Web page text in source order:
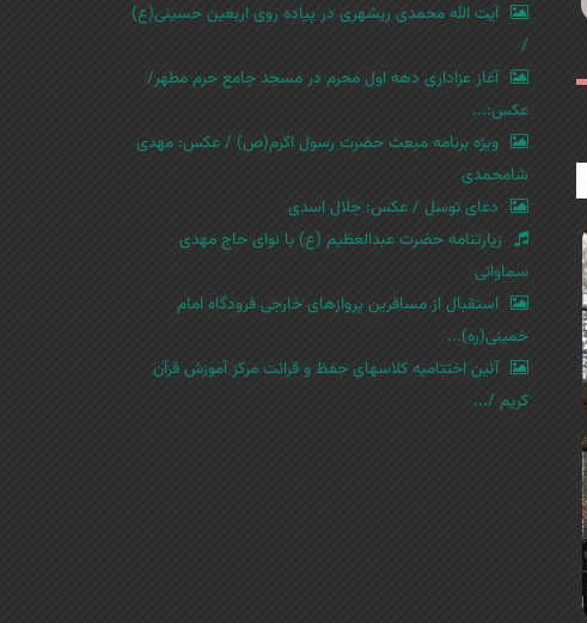
آیت الله محمدی ریشهری در پیاده روی اربعین حسینی(ع)
/
آغاز عزاداری دهه اول محرم در مسجد جامع حرم مطهر/
عکس:...
ویژه برنامه مبعث حضرت رسول اکرم(ص) / عکس: مهدی
شامحمدی
دعای توسل / عکس: جلال اسدی
زیارتنامه حضرت عبدالعظیم (ع) با نوای حاج مهدی
سماواتی
استقبال از مسافرین پروازهای خارجی فرودگاه امام
خمینی(ره)...
آئین اختتامیه کلاسهای حفظ و قرائت مرکز آموزش قرآن
کریم /...